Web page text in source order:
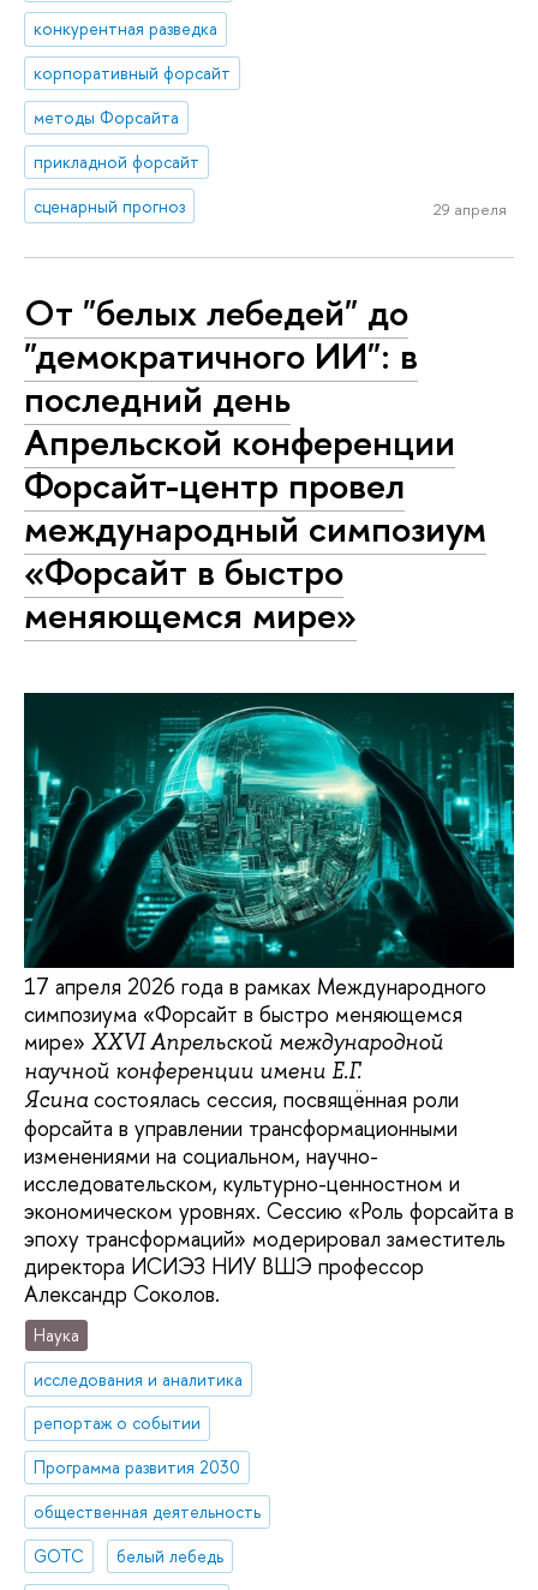
конкурентная разведка
корпоративный форсайт
методы Форсайта
прикладной форсайт
сценарный прогноз
29 апреля
От "белых лебедей" до
"демократичного ИИ": в
последний день
Апрельской конференции
Форсайт-центр провел
международный симпозиум
«Форсайт в быстро
меняющемся мире»
17 апреля 2026 года в рамках Международного
симпозиума «Форсайт в быстро меняющемся
мире» XXVI Апрельской международной
научной конференции имени Е.Г.
Ясинасостоялась сессия, посвящённая роли
форсайта в управлении трансформационными
изменениями на социальном, научно-
исследовательском, культурно-ценностном и
экономическом уровнях. Сессию «Роль форсайта в
эпоху трансформаций» модерировал заместитель
директора ИСИЭЗ НИУ ВШЭ профессор
Александр Соколов.
Наука
исследования и аналитика
репортаж о событии
Программа развития 2030
общественная деятельность
GOTC
белый лебедь